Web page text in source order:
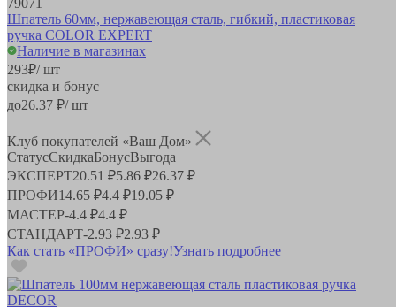
Шпатель 60мм, нержавеющая сталь, гибкий, пластиковая
ручка COLOR EXPERT
Наличие в магазинах
293₽/ шт
скидка и бонус
до26.37 ₽/ шт
Клуб покупателей «Ваш Дом»
СтатусСкидкаБонусВыгода
ЭКСПЕРТ20.51 ₽5.86 ₽26.37 ₽
ПРОФИ14.65 ₽4.4 ₽19.05 ₽
МАСТЕР-4.4 ₽4.4 ₽
СТАНДАРТ-2.93 ₽2.93 ₽
Как стать «ПРОФИ» сразу!Узнать подробнее